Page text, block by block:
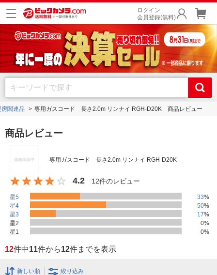
ログイン
会員登録(無料)
関連品 専用ガスコード 長さ2.0m リンナイ RGH-D20K 商品レビュー
商品レビュー
専用ガスコード 長さ2.0m リンナイ RGH-D20K
4.2 12件のレビュー
星5 33%
星4
50%
星3
17%
星2
0%
星1
0%
12件中11件から12件までを表示
新しい順 絞り込み